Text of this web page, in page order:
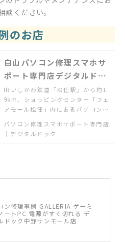
ください。
のお店
白山パソコン修理スマホサ
ポート専門店デジタルドッ
ク
IRいしかわ鉄道「松任駅」から約1.
9km、ショッピングセンター「フェ
アモール松任」内にあるパソコン・
い方相談の個人教室も開催中。
パソコン修理スマホサポート専門店
｜デジタルドック
ン修理事例 GALLERIA ゲーミ
ートPC 電源がすぐ切れる デ
ドック中野サンモール店